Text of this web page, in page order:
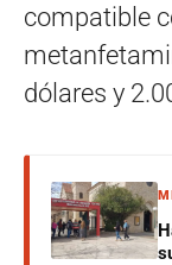
compatible
dólares y